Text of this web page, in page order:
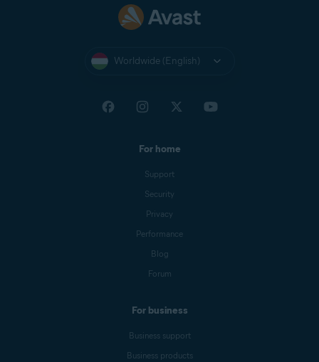
Worldwide (English)
For home
Support
Security
Privacy
Performance
Blog
Forum
For business
Business support
Business products